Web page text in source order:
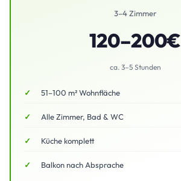
3–4 Zimmer
120–200€
ca. 3–5 Stunden
51–100 m² Wohnfläche
Alle Zimmer, Bad & WC
Küche komplett
Balkon nach Absprache